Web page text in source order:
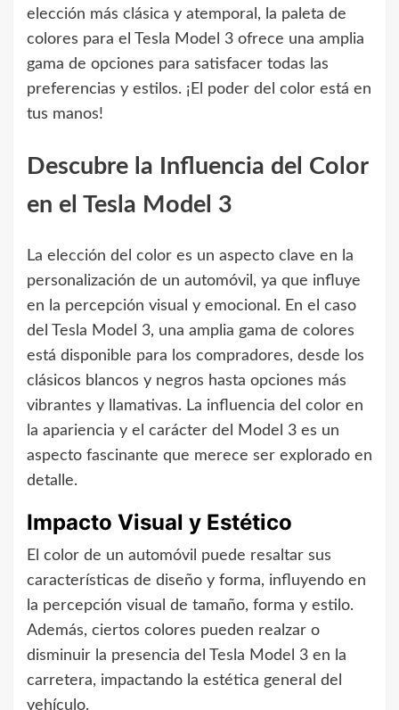
elección más clásica y atemporal, la paleta de
colores para el Tesla Model 3 ofrece una amplia
gama de opciones para satisfacer todas las
preferencias y estilos. ¡El poder del color está en
tus manos!
Descubre la Influencia del Color
en el Tesla Model 3
La elección del color es un aspecto clave en la
personalización de un automóvil, ya que influye
en la percepción visual y emocional. En el caso
del Tesla Model 3, una amplia gama de colores
está disponible para los compradores, desde los
clásicos blancos y negros hasta opciones más
vibrantes y llamativas. La influencia del color en
la apariencia y el carácter del Model 3 es un
aspecto fascinante que merece ser explorado en
detalle.
Impacto Visual y Estético
El color de un automóvil puede resaltar sus
características de diseño y forma, influyendo en
la percepción visual de tamaño, forma y estilo.
Además, ciertos colores pueden realzar o
disminuir la presencia del Tesla Model 3 en la
carretera, impactando la estética general del
vehículo.